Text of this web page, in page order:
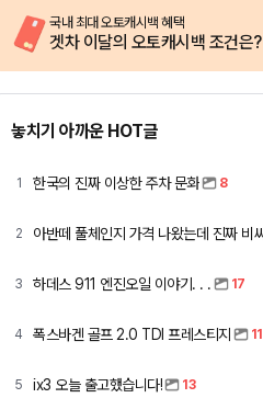
국내 최대 오토캐시백 혜택
겟차 이달의 오토캐시백 조건은?
놓치기 아까운 HOT글
1 한국의 진짜 이상한 주차 문화 8
2
3 하데스 911 엔진오일 이야기. . . 17
4 폭스바겐 골프 2.0 TDI 프레스티지 11
5 ix3 오늘 출고했습니다! 13